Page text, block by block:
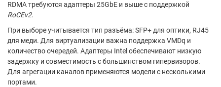
RDMA требуются адаптеры 25GbE и выше с поддержкой
RoCEv2.
При выборе учитывается тип разъёма: SFP+ для оптики, RJ45
для меди. Для виртуализации важна поддержка VMDq и
количество очередей. Адаптеры Intel обеспечивают низкую
задержку и совместимость с большинством гипервизоров.
Для агрегации каналов применяются модели с несколькими
портами.